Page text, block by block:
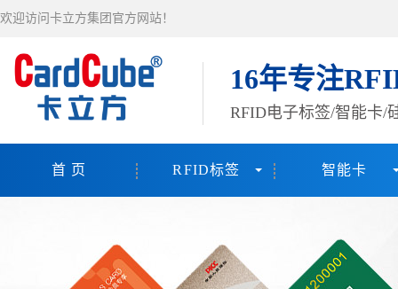
欢迎访问卡立方集团官方网站！
16年专注
RFID电子标签/智能卡/
首 页 RFID标签 智能卡